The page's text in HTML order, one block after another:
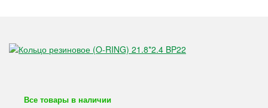
Все товары в наличии